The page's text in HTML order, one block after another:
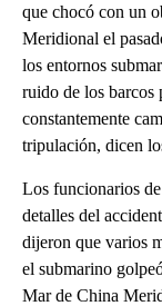
que chocó con un
Meridional el
los entornos
ruido de los
constantemente
tripulación, dicen
Los funcionarios
detalles del
dijeron que varios
el submarino
Mar de China